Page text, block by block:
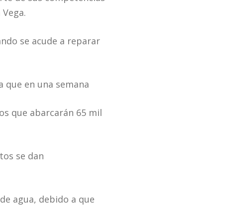
se acude a reparar
en una semana
que abarcarán 65 mil
se dan
agua, debido a que